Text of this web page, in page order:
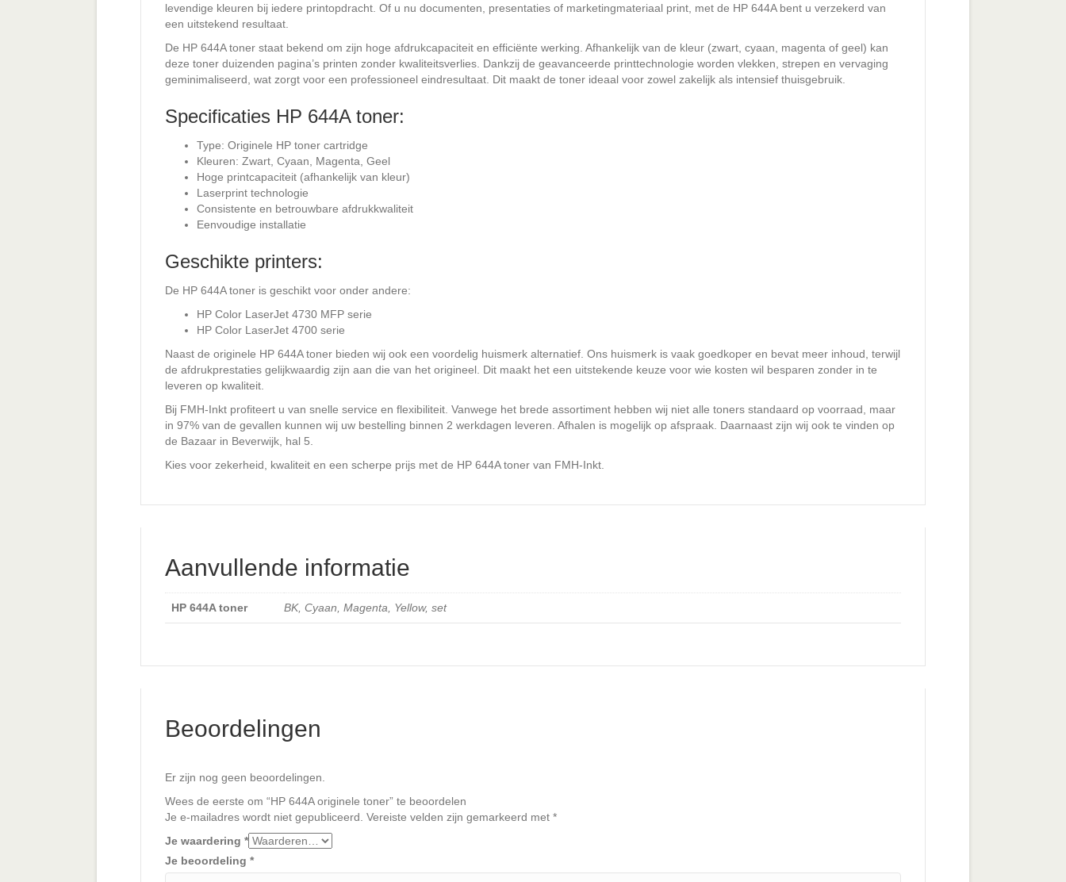
levendige kleuren bij iedere printopdracht. Of u nu documenten, presentaties of marketingmateriaal print, met de HP 644A bent u verzekerd van
een uitstekend resultaat.
De HP 644A toner staat bekend om zijn hoge afdrukcapaciteit en efficiënte werking. Afhankelijk van de kleur (zwart, cyaan, magenta of geel) kan
deze toner duizenden pagina’s printen zonder kwaliteitsverlies. Dankzij de geavanceerde printtechnologie worden vlekken, strepen en vervaging
geminimaliseerd, wat zorgt voor een professioneel eindresultaat. Dit maakt de toner ideaal voor zowel zakelijk als intensief thuisgebruik.
Specificaties HP 644A toner:
Type: Originele HP toner cartridge
Kleuren: Zwart, Cyaan, Magenta, Geel
Hoge printcapaciteit (afhankelijk van kleur)
Laserprint technologie
Consistente en betrouwbare afdrukkwaliteit
Eenvoudige installatie
Geschikte printers:
De HP 644A toner is geschikt voor onder andere:
HP Color LaserJet 4730 MFP serie
HP Color LaserJet 4700 serie
Naast de originele HP 644A toner bieden wij ook een voordelig huismerk alternatief. Ons huismerk is vaak goedkoper en bevat meer inhoud, terwijl
de afdrukprestaties gelijkwaardig zijn aan die van het origineel. Dit maakt het een uitstekende keuze voor wie kosten wil besparen zonder in te
leveren op kwaliteit.
Bij FMH-Inkt profiteert u van snelle service en flexibiliteit. Vanwege het brede assortiment hebben wij niet alle toners standaard op voorraad, maar
in 97% van de gevallen kunnen wij uw bestelling binnen 2 werkdagen leveren. Afhalen is mogelijk op afspraak. Daarnaast zijn wij ook te vinden op
de Bazaar in Beverwijk, hal 5.
Kies voor zekerheid, kwaliteit en een scherpe prijs met de HP 644A toner van FMH-Inkt.
Aanvullende informatie
HP 644A toner BK, Cyaan, Magenta, Yellow, set
Beoordelingen
Er zijn nog geen beoordelingen.
Wees de eerste om “HP 644A originele toner” te beoordelen
Je e-mailadres wordt niet gepubliceerd. Vereiste velden zijn gemarkeerd met *
Je waardering *
Je beoordeling *